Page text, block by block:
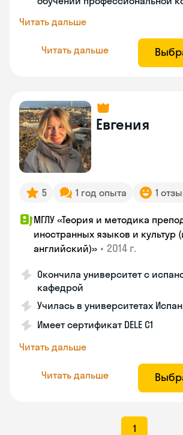
Читать дальше
Читать дальше
Евгения
5 1 год опыта 1
МГЛУ «Теория и методика
иностранных языков и культур
английский)» • 2014 г.
Окончила университет с
кафедрой
Училась в университетах
Имеет сертификат DELE C1
Читать дальше
Читать дальше
1